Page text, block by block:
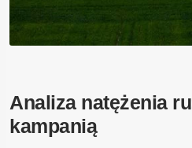
Analiza natężenia
kampanią